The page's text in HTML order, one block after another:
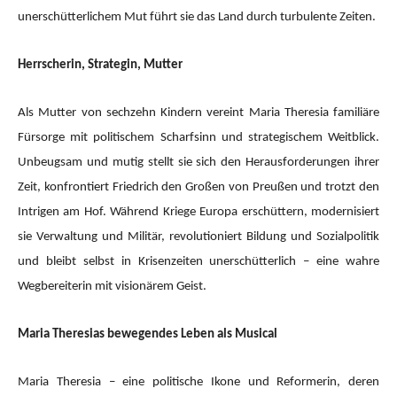
unerschütterlichem Mut führt sie das Land durch turbulente Zeiten.
Herrscherin, Strategin, Mutter
Als Mutter von sechzehn Kindern vereint Maria Theresia familiäre
Fürsorge mit politischem Scharfsinn und strategischem Weitblick.
Unbeugsam und mutig stellt sie sich den Herausforderungen ihrer
Zeit, konfrontiert Friedrich den Großen von Preußen und trotzt den
Intrigen am Hof. Während Kriege Europa erschüttern, modernisiert
sie Verwaltung und Militär, revolutioniert Bildung und Sozialpolitik
und bleibt selbst in Krisenzeiten unerschütterlich – eine wahre
Wegbereiterin mit visionärem Geist.
Maria Theresias bewegendes Leben als Musical
Maria Theresia – eine politische Ikone und Reformerin, deren